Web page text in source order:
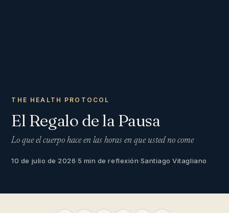
THE HEALTH PROTOCOL
El Regalo de la Pausa
Lo que el cuerpo hace en las horas en que usted no come
10 de julio de 2026·5 min de reflexión·Santiago Vitagliano